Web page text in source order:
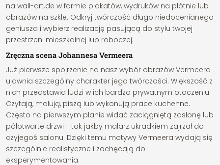
na wall-art.de w formie plakatów, wydruków na płótnie lub
obrazów na szkle. Odkryj twórczość długo niedocenianego
geniusza i wybierz realizację pasującą do stylu twojej
przestrzeni mieszkalnej lub roboczej.
Zręczna scena Johannesa Vermeera
Już pierwsze spojrzenie na nasz wybór obrazów Vermeera
ujawnia szczególny charakter jego twórczości. Większość z
nich przedstawia ludzi w ich bardzo prywatnym otoczeniu.
Czytają, malują, piszą lub wykonują prace kuchenne.
Często na pierwszym planie widać zaciągniętą zasłonę lub
półotwarte drzwi - tak jakby malarz ukradkiem zajrzał do
czyjegoś salonu. Dzięki temu motywy Vermeera wydają się
szczególnie realistyczne i zachęcają do
eksperymentowania.